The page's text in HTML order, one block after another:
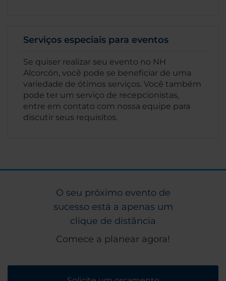
Serviços especiais para eventos
Se quiser realizar seu evento no NH
Alcorcón, você pode se beneficiar de uma
variedade de ótimos serviços. Você também
pode ter um serviço de recepcionistas,
entre em contato com nossa equipe para
discutir seus requisitos.
O seu próximo evento de
sucesso está a apenas um
clique de distância
Comece a planear agora!